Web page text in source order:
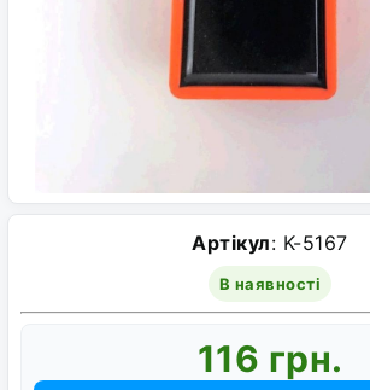
Артікул: K-5167
В наявності
116 грн.